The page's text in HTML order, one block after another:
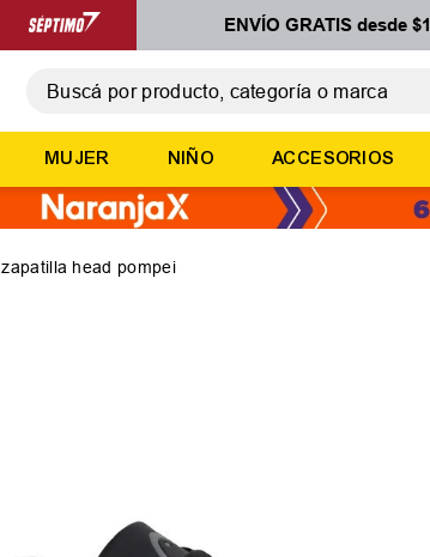
ENVÍO GRATIS desde
MUJER NIÑO ACCESORIOS
zapatilla head pompei
TÉRMINOS MÁS BUSCADOS
2
zapatillas